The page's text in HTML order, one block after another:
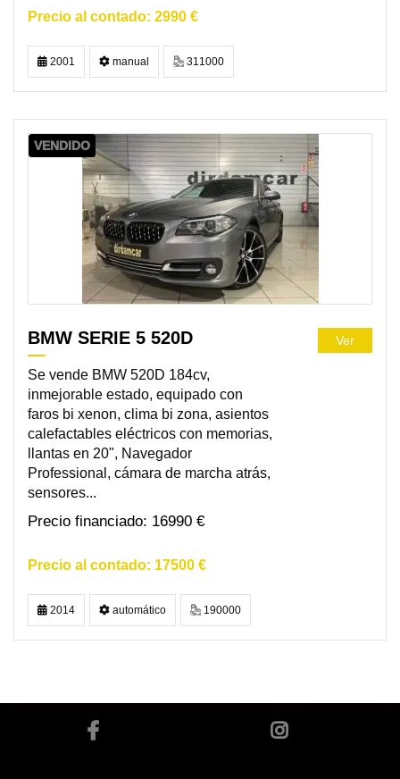
2990 €
2001 manual 311000
VENDIDO
BMW SERIE 5 520D
Se vende BMW 520D 184cv,
inmejorable estado, equipado con
faros bi xenon, clima bi zona, asientos
calefactables eléctricos con memorias,
llantas en 20", Navegador
Professional, cámara de marcha atrás,
sensores...
16990 €
17500 €
Ver
2014 automático 190000